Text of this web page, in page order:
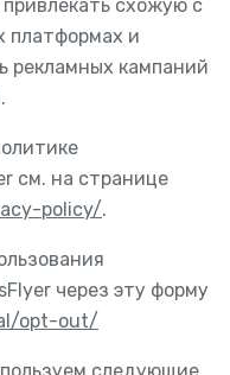
схожую с
платформах и
рекламных кампаний
см. на странице
policy/.
через эту форму
opt-out/